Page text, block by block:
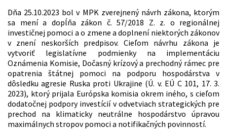
Dňa 25.10.2023 bol v MPK zverejnený návrh zákona, ktorým
sa mení a dopĺňa zákon č. 57/2018 Z. z. o regionálnej
investičnej pomoci a o zmene a doplnení niektorých zákonov
v znení neskorších predpisov. Cieľom návrhu zákona je
vytvoriť legislatívne podmienky na implementáciu
Oznámenia Komisie, Dočasný krízový a prechodný rámec pre
opatrenia štátnej pomoci na podporu hospodárstva v
dôsledku agresie Ruska proti Ukrajine (Ú. v. EÚ C 101, 17. 3.
2023), ktorý prijala Európska komisia okrem iného, s cieľom
dodatočnej podpory investícií v odvetviach strategických pre
prechod na klimaticky neutrálne hospodárstvo úpravou
maximálnych stropov pomoci a notifikačných povinností.